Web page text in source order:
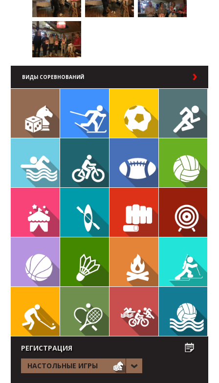
ВИДЫ СОРЕВНОВАНИЙ
РЕГИСТРАЦИЯ
НАСТОЛЬНЫЕ ИГРЫ